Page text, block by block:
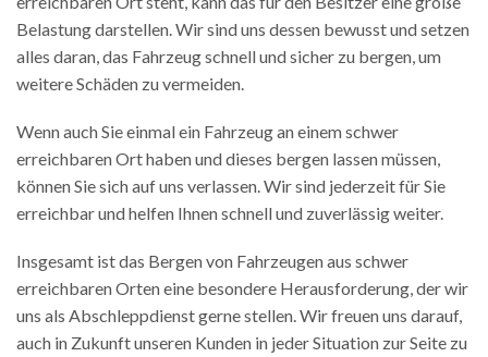
Belastung darstellen. Wir sind uns dessen bewusst und setzen
alles daran, das Fahrzeug schnell und sicher zu bergen, um
weitere Schäden zu vermeiden.
Wenn auch Sie einmal ein Fahrzeug an einem schwer
erreichbaren Ort haben und dieses bergen lassen müssen,
können Sie sich auf uns verlassen. Wir sind jederzeit für Sie
erreichbar und helfen Ihnen schnell und zuverlässig weiter.
Insgesamt ist das Bergen von Fahrzeugen aus schwer
erreichbaren Orten eine besondere Herausforderung, der wir
uns als Abschleppdienst gerne stellen. Wir freuen uns darauf,
auch in Zukunft unseren Kunden in jeder Situation zur Seite zu